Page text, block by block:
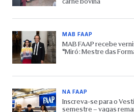
MAB FAAP
MAB FAAP recebe
“Miró: Mestre das
NA FAAP
Inscreva-se para o
semestre – vagas